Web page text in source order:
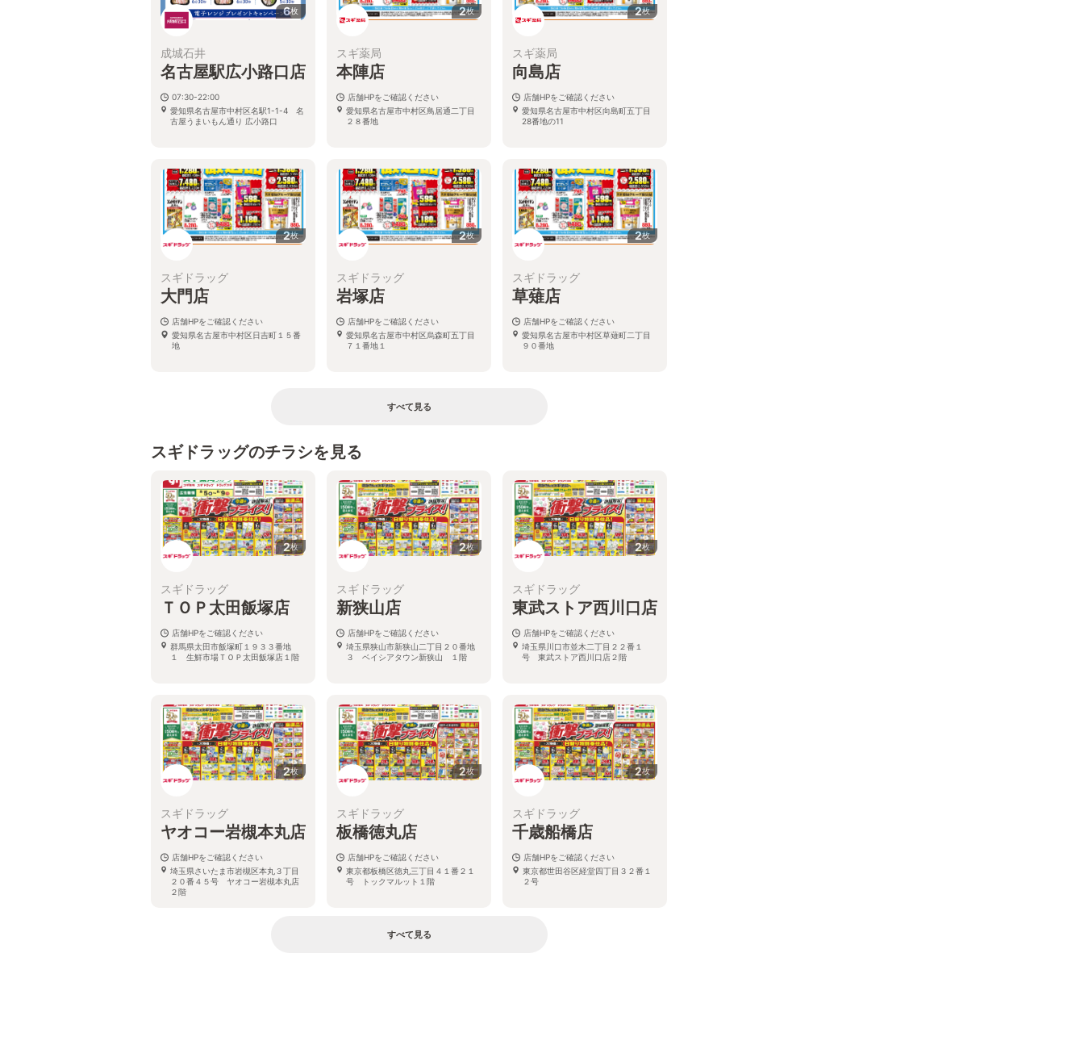
6枚
成城石井
名古屋駅広小路口店
07:30-22:00
愛知県名古屋市中村区名駅1-1-4 名
古屋うまいもん通り 広小路口
2枚
スギ薬局
本陣店
店舗HPをご確認ください
愛知県名古屋市中村区鳥居通二丁目
２８番地
2枚
スギ薬局
向島店
店舗HPをご確認ください
愛知県名古屋市中村区向島町五丁目
28番地の11
2枚
スギドラッグ
大門店
店舗HPをご確認ください
愛知県名古屋市中村区日吉町１５番
地
2枚
スギドラッグ
岩塚店
店舗HPをご確認ください
愛知県名古屋市中村区烏森町五丁目
７１番地１
2枚
スギドラッグ
草薙店
店舗HPをご確認ください
愛知県名古屋市中村区草薙町二丁目
９０番地
すべて見る
スギドラッグのチラシを見る
2枚
スギドラッグ
ＴＯＰ太田飯塚店
店舗HPをご確認ください
群馬県太田市飯塚町１９３３番地
１ 生鮮市場ＴＯＰ太田飯塚店１階
2枚
スギドラッグ
新狭山店
店舗HPをご確認ください
埼玉県狭山市新狭山二丁目２０番地
３ ベイシアタウン新狭山 １階
2枚
スギドラッグ
東武ストア西川口店
店舗HPをご確認ください
埼玉県川口市並木二丁目２２番１
号 東武ストア西川口店２階
2枚
スギドラッグ
ヤオコー岩槻本丸店
店舗HPをご確認ください
埼玉県さいたま市岩槻区本丸３丁目
２０番４５号 ヤオコー岩槻本丸店
２階
2枚
スギドラッグ
板橋徳丸店
店舗HPをご確認ください
東京都板橋区徳丸三丁目４１番２１
号 トックマルット１階
2枚
スギドラッグ
千歳船橋店
店舗HPをご確認ください
東京都世田谷区経堂四丁目３２番１
２号
すべて見る